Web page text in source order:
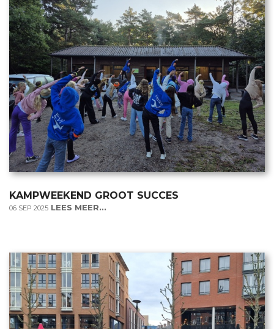
KAMPWEEKEND GROOT SUCCES
06 SEP 2025 LEES MEER...